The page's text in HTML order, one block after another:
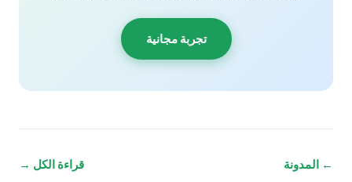
تجربة مجانية
← المدونة قراءة الكل →